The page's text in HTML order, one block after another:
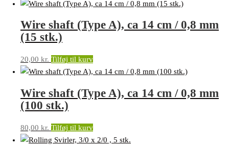
Wire shaft (Type A), ca 14 cm / 0,8 mm
(15 stk.)
20,00 kr. Tilføj til kurv
Wire shaft (Type A), ca 14 cm / 0,8 mm
(100 stk.)
80,00 kr. Tilføj til kurv